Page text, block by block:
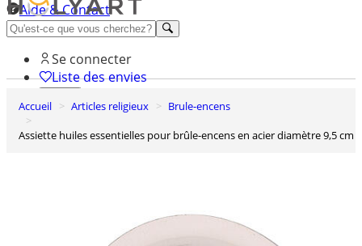
Aide & Contact
Découvrez Premium
Se connecter
Liste des envies
0
Accueil Articles religieux
Brule-encens
Assiette huiles essentielles pour brûle-encens en acier diamètre 9,5 cm